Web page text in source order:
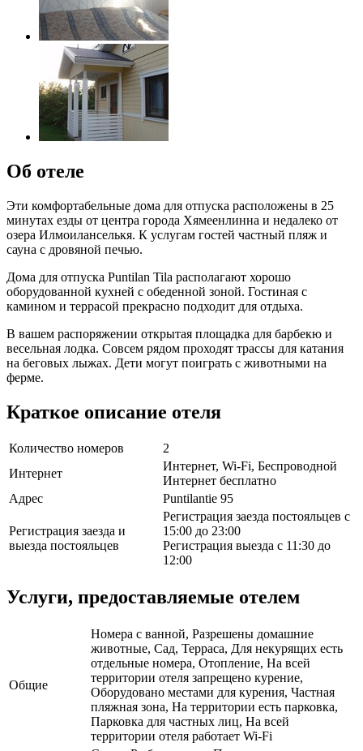
Об отеле
Эти комфортабельные дома для отпуска расположены в 25
минутах езды от центра города Хямеенлинна и недалеко от
озера Илмоиланселькя. К услугам гостей частный пляж и
сауна с дровяной печью.
Дома для отпуска Puntilan Tila располагают хорошо
оборудованной кухней с обеденной зоной. Гостиная с
камином и террасой прекрасно подходит для отдыха.
В вашем распоряжении открытая площадка для барбекю и
весельная лодка. Совсем рядом проходят трассы для катания
на беговых лыжах. Дети могут поиграть с животными на
ферме.
Краткое описание отеля
Количество номеров
2
Интернет
Интернет, Wi-Fi, Беспроводной
Интернет бесплатно
Адрес
Puntilantie 95
Регистрация заезда и
выезда постояльцев
Регистрация заезда постояльцев с
15:00 до 23:00
Регистрация выезда с 11:30 до
12:00
Услуги, предоставляемые отелем
Общие
Номера с ванной, Разрешены домашние
животные, Сад, Терраса, Для некурящих есть
отдельные номера, Отопление, На всей
территории отеля запрещено курение,
Оборудовано местами для курения, Частная
пляжная зона, На территории есть парковка,
Парковка для частных лиц, На всей
территории отеля работает Wi-Fi